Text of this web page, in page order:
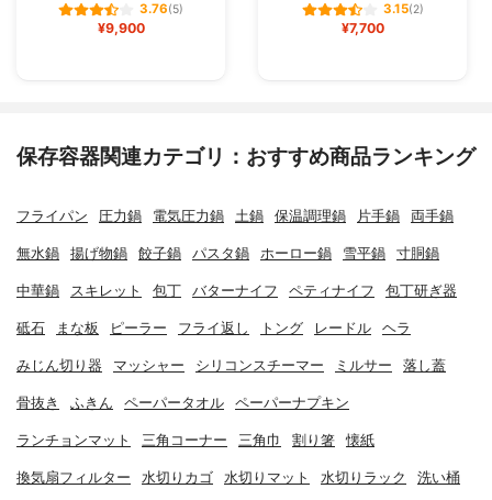
3.76(5)
¥9,900
3.15(2)
¥7,700
保存容器関連カテゴリ：おすすめ商品ランキング
フライパン 圧力鍋 電気圧力鍋 土鍋 保温調理鍋 片手鍋 両手鍋
無水鍋 揚げ物鍋 餃子鍋 パスタ鍋 ホーロー鍋 雪平鍋 寸胴鍋
中華鍋 スキレット 包丁 バターナイフ ペティナイフ 包丁研ぎ器
砥石 まな板 ピーラー フライ返し トング レードル ヘラ
みじん切り器 マッシャー シリコンスチーマー ミルサー 落し蓋
骨抜き ふきん ペーパータオル ペーパーナプキン
ランチョンマット 三角コーナー 三角巾 割り箸 懐紙
換気扇フィルター 水切りカゴ 水切りマット 水切りラック 洗い桶